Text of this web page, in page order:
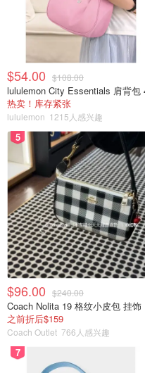
圣诞
出国
羊毛！
Costco 坎昆旅游
$54.00 $108.00
lululemon City Essentials 肩背包
热卖！库存紧张
lululemon 1215人感兴趣
5
$96.00 $240.00
Coach Nolita 19 格纹小皮包 挂饰
之前折后$159
Coach Outlet 766人感兴趣
7